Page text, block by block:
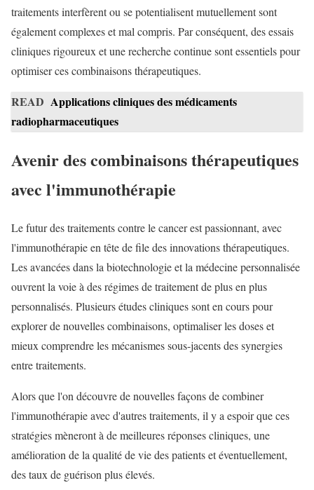
traitements interfèrent ou se potentialisent mutuellement sont
également complexes et mal compris. Par conséquent, des essais
cliniques rigoureux et une recherche continue sont essentiels pour
optimiser ces combinaisons thérapeutiques.
READ Applications cliniques des médicaments
radiopharmaceutiques
Avenir des combinaisons thérapeutiques
avec l'immunothérapie
Le futur des traitements contre le cancer est passionnant, avec
l'immunothérapie en tête de file des innovations thérapeutiques.
Les avancées dans la biotechnologie et la médecine personnalisée
ouvrent la voie à des régimes de traitement de plus en plus
personnalisés. Plusieurs études cliniques sont en cours pour
explorer de nouvelles combinaisons, optimaliser les doses et
mieux comprendre les mécanismes sous-jacents des synergies
entre traitements.
Alors que l'on découvre de nouvelles façons de combiner
l'immunothérapie avec d'autres traitements, il y a espoir que ces
stratégies mèneront à de meilleures réponses cliniques, une
amélioration de la qualité de vie des patients et éventuellement,
des taux de guérison plus élevés.